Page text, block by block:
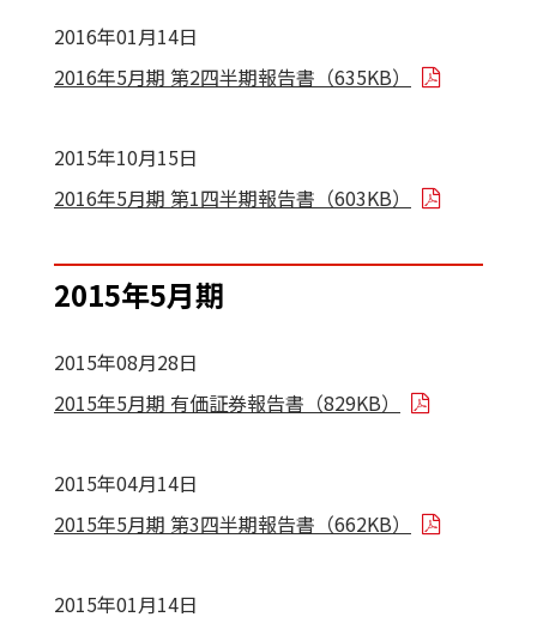
2016年01月14日
2016年5月期 第2四半期報告書（635KB）
2015年10月15日
2016年5月期 第1四半期報告書（603KB）
2015年5月期
2015年08月28日
2015年5月期 有価証券報告書（829KB）
2015年04月14日
2015年5月期 第3四半期報告書（662KB）
2015年01月14日